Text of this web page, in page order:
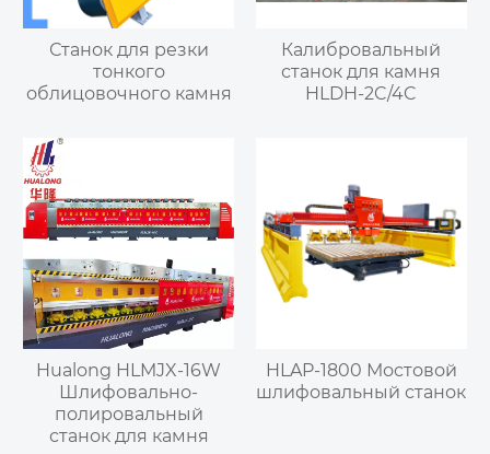
Станок для резки
тонкого
облицовочного камня
Калибровальный
станок для камня
HLDH-2C/4C
Hualong HLMJX-16W
Шлифовально-
полировальный
станок для камня
HLAP-1800 Мостовой
шлифовальный станок